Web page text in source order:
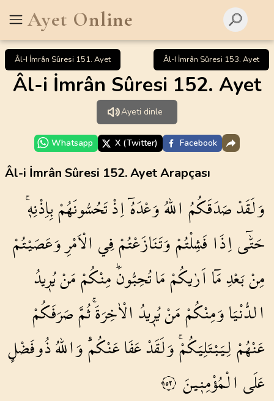
Ayet Online
Âl-I İmrân Sûresi 151. Ayet Âl-I İmrân Sûresi 153. Ayet
Âl-i İmrân Sûresi 152. Ayet
Ayeti dinle
Whatsapp X (Twitter) Facebook
Âl-i İmrân Sûresi 152. Ayet Arapçası
وَلَقَدْصَدَقَكُمُاللّٰهُوَعْدَهُٓاِذْتَحُسُّونَهُمْبِاِذْنِه۪ۚ
حَتّٰٓىاِذَا فَشِلْتُمْوَتَنَازَعْتُمْفِيالْاَمْرِوَعَصَيْتُمْ
مِنْبَعْدِمَٓااَرٰيكُمْمَاتُحِبُّونَۜمِنْكُمْمَنْيُر۪يدُ
الدُّنْيَاوَمِنْكُمْمَنْيُر۪يدُالْاٰخِرَةَۚثُمَّصَرَفَكُمْ
عَنْهُمْلِيَبْتَلِيَكُمْۚوَلَقَدْعَفَاعَنْكُمْۜوَاللّٰهُذُوفَضْلٍ
عَلَىالْمُؤْمِن۪ينَ ١٥٢